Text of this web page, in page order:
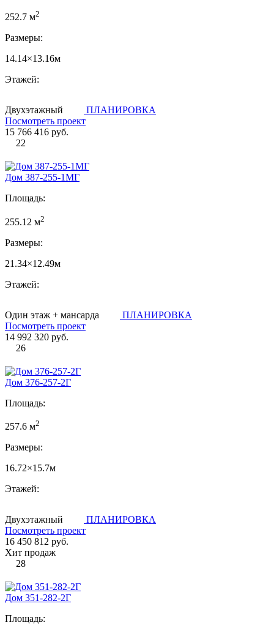
252.7 м2
Размеры:
14.14×13.16м
Этажей:
Двухэтажный
ПЛАНИРОВКА
Посмотреть проект
15 766 416 руб.
22
Дом 387-255-1МГ
Площадь:
255.12 м2
Размеры:
21.34×12.49м
Этажей:
Один этаж + мансарда
ПЛАНИРОВКА
Посмотреть проект
14 992 320 руб.
26
Дом 376-257-2Г
Площадь:
257.6 м2
Размеры:
16.72×15.7м
Этажей:
Двухэтажный
ПЛАНИРОВКА
Посмотреть проект
16 450 812 руб.
Хит продаж
28
Дом 351-282-2Г
Площадь: